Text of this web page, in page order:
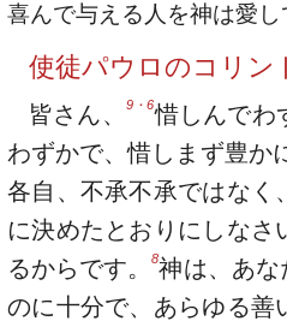
喜んで与える人を神は愛し
使徒パウロのコリン
皆さん、 9・6惜しんでわ
わずかで、惜しまず豊か
各自、不承不承ではなく
に決めたとおりにしな
るからです。8神は、あな
のに十分で、あらゆる善